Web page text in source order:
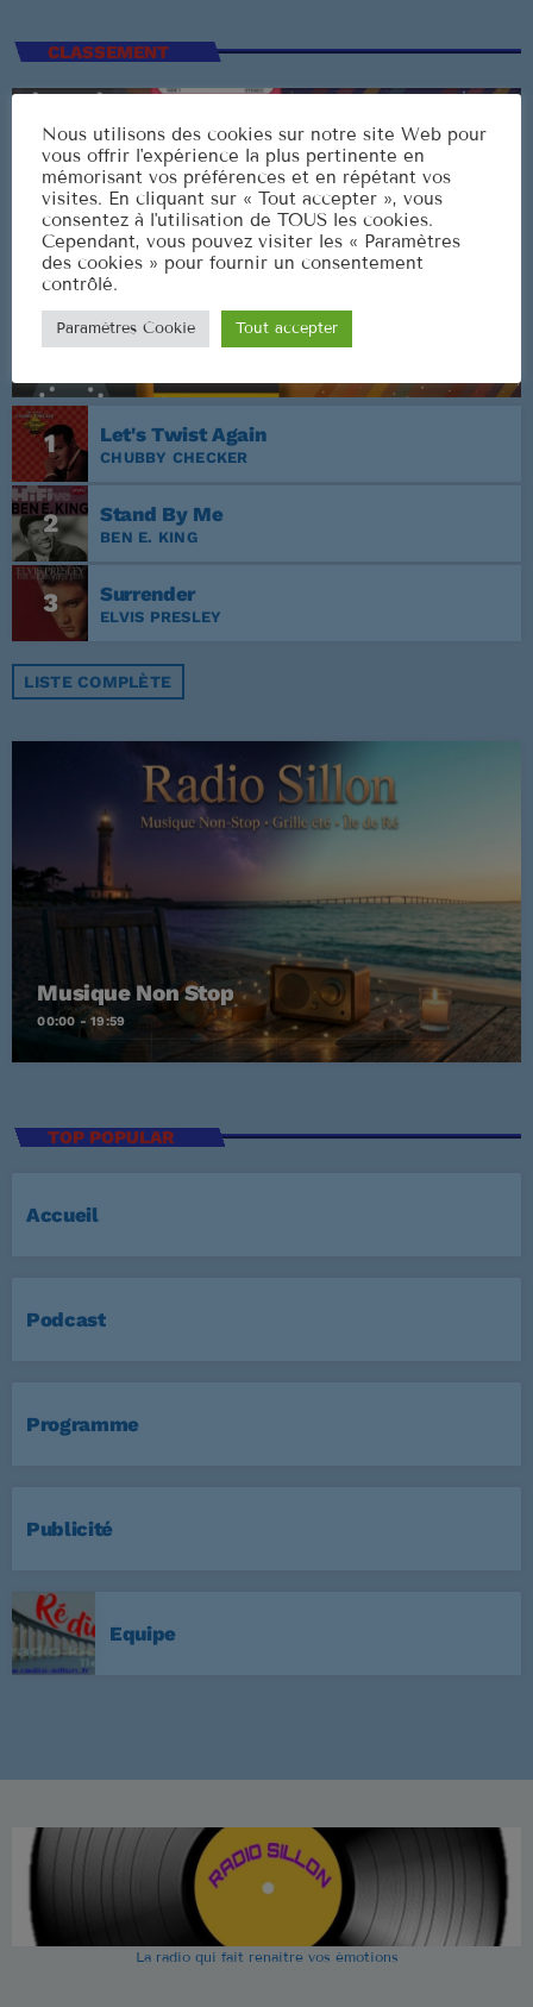
CLASSEMENT
1 Let's Twist Again
CHUBBY CHECKER
2 Stand By Me
BEN E. KING
3 Surrender
ELVIS PRESLEY
LISTE COMPLÈTE
Musique Non Stop
00:00 - 19:59
TOP POPULAR
Accueil
Podcast
Programme
Publicité
Equipe
La radio qui fait renaitre vos émotions
Nous utilisons des cookies sur notre site Web pour
vous offrir l'expérience la plus pertinente en
mémorisant vos préférences et en répétant vos
visites. En cliquant sur « Tout accepter », vous
consentez à l'utilisation de TOUS les cookies.
Cependant, vous pouvez visiter les « Paramètres
des cookies » pour fournir un consentement
contrôlé.
Paramètres Cookie Tout accepter